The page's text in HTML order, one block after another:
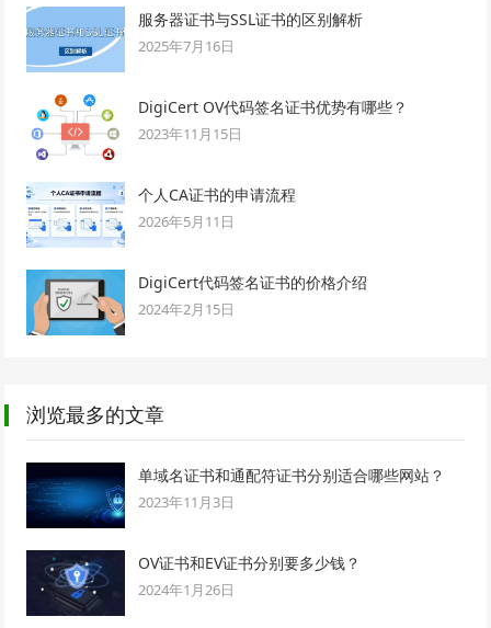
服务器证书与SSL证书的区别解析
2025年7月16日
DigiCert OV代码签名证书优势有哪些？
2023年11月15日
个人CA证书的申请流程
2026年5月11日
DigiCert代码签名证书的价格介绍
2024年2月15日
浏览最多的文章
单域名证书和通配符证书分别适合哪些网站？
2023年11月3日
OV证书和EV证书分别要多少钱？
2024年1月26日